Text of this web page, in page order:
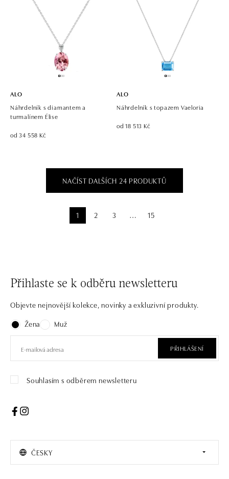
ALO
Náhrdelník s diamantem a
turmalínem Élise
od 34 558 Kč
ALO
Náhrdelník s topazem Vaeloria
od 18 513 Kč
NAČÍST DALŠÍCH 24 PRODUKTŮ
1 2 3 ⋯ 15
Přihlaste se k odběru newsletteru
Objevte nejnovější kolekce, novinky a exkluzivní produkty.
Žena
Muž
PŘIHLÁŠENÍ
Souhlasím s odběrem newsletteru
ČESKY